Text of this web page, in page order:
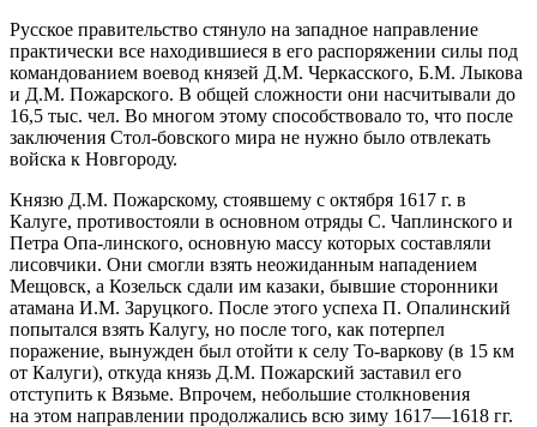
Русское правительство стянуло на западное направление
практически все находившиеся в его распоряжении силы под
командованием воевод князей Д.М. Черкасского, Б.М. Лыкова
и Д.М. Пожарского. В общей сложности они насчитывали до
16,5 тыс. чел. Во многом этому способствовало то, что после
заключения Стол-бовского мира не нужно было отвлекать
войска к Новгороду.
Князю Д.М. Пожарскому, стоявшему с октября 1617 г. в
Калуге, противостояли в основном отряды С. Чаплинского и
Петра Опа-линского, основную массу которых составляли
лисовчики. Они смогли взять неожиданным нападением
Мещовск, а Козельск сдали им казаки, бывшие сторонники
атамана И.М. Заруцкого. После этого успеха П. Опалинский
попытался взять Калугу, но после того, как потерпел
поражение, вынужден был отойти к селу То-варкову (в 15 км
от Калуги), откуда князь Д.М. Пожарский заставил его
отступить к Вязьме. Впрочем, небольшие столкновения
на этом направлении продолжались всю зиму 1617—1618 гг.